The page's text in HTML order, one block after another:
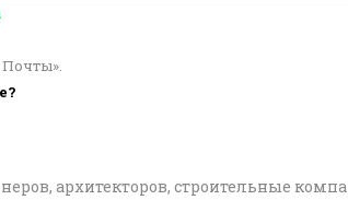
архитекторов, строительные